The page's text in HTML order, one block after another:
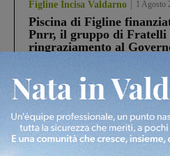
Figline Incisa Valdarno 1 Agosto
Piscina di Figline
Pnrr, il gruppo di Fratelli
ringraziamento al
Cronaca 4 Agosto 2026
Un anno fa la strage in
Gianni, Giulia e Franco.
processo, lo stop ai
Cronaca 3 Agosto 2026